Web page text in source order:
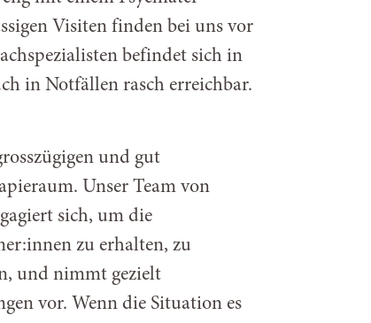
Visiten finden bei uns vor
befindet sich in
in Notfällen rasch erreichbar.
und gut
Unser Team von
sich, um die
zu erhalten, zu
und nimmt gezielt
vor. Wenn die Situation es